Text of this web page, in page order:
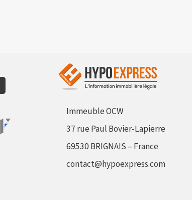
Immeuble OCW
37 rue Paul Bovier-Lapierre
69530 BRIGNAIS – France
contact@hypoexpress.com